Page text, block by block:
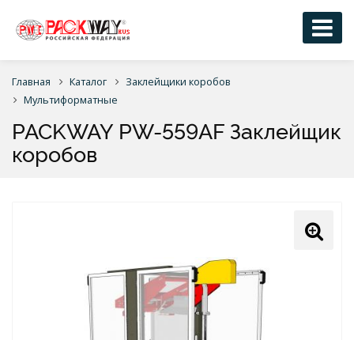
Главная Каталог
Заклейщики коробов
Мультиформатные
PACKWAY PW-559AF Заклейщик
коробов